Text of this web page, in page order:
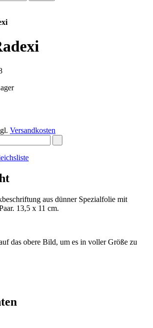
Versandkosten
aus dünner Spezialfolie mit
13,5 x 11 cm.
das obere Bild, um es in voller Größe zu